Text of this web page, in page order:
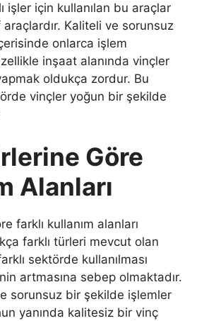
işler için kullanılan bu araçlar
Kaliteli ve sorunsuz
onlarca işlem
inşaat alanında vinçler
oldukça zordur. Bu
vinçler yoğun bir şekilde
Göre
Alanları
farklı kullanım alanları
farklı türleri mevcut olan
sektörde kullanılması
artmasına sebep olmaktadır.
sorunsuz bir şekilde işlemler
yanında kalitesiz bir vinç